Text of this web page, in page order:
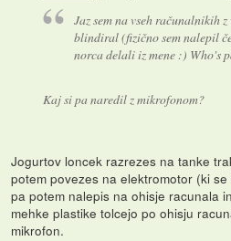
Jaz sem na vseh računalnikih
blindiral (fizično sem nalepil
norca delali iz mene :) Who's
Kaj si pa naredil z mikrofonom?
Jogurtov loncek razrezes na tanke
potem povezes na elektromotor (ki
pa potem nalepis na ohisje racunala
mehke plastike tolcejo po ohisju
mikrofon.